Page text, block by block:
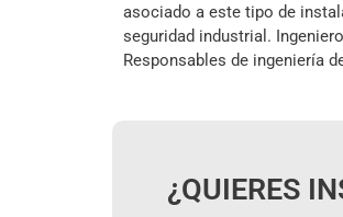
asociado a este tipo de
seguridad industrial.
Responsables de ingeniería
¿QUIERES